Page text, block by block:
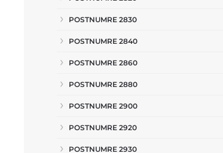
POSTNUMRE 2830
POSTNUMRE 2840
POSTNUMRE 2860
POSTNUMRE 2880
POSTNUMRE 2900
POSTNUMRE 2920
POSTNUMRE 2930